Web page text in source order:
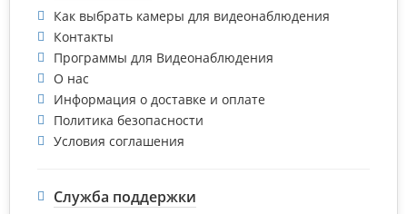
Как выбрать камеры для видеонаблюдения
Контакты
Программы для Видеонаблюдения
О нас
Информация о доставке и оплате
Политика безопасности
Условия соглашения
Служба поддержки